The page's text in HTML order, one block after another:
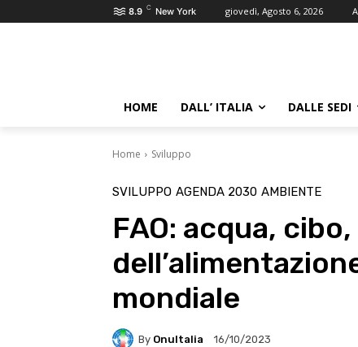
8.9 C New York giovedì, Agosto 6, 2026
HOME DALL’ ITALIA DALLE SEDI
Home Sviluppo
SVILUPPO AGENDA 2030 AMBIENTE
FAO: acqua,
mondiale
By OnuItalia 16/10/2023